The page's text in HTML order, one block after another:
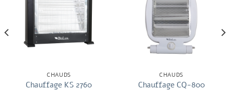
CHAUDS
Chauffage KS 2760
CHAUDS
Chauffage CQ-800